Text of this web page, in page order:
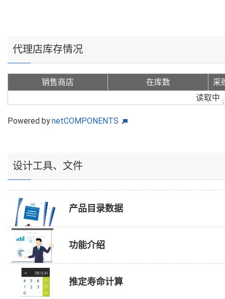
代理店库存情况
销售商店 在库数
采
读取中
Powered bynetCOMPONENTS
设计工具、文件
产品目录数据
功能介绍
推定寿命计算